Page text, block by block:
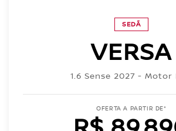
SEDÃ
VERSA
1.6 Sense 2027 - Motor
OFERTA A PARTIR DE*